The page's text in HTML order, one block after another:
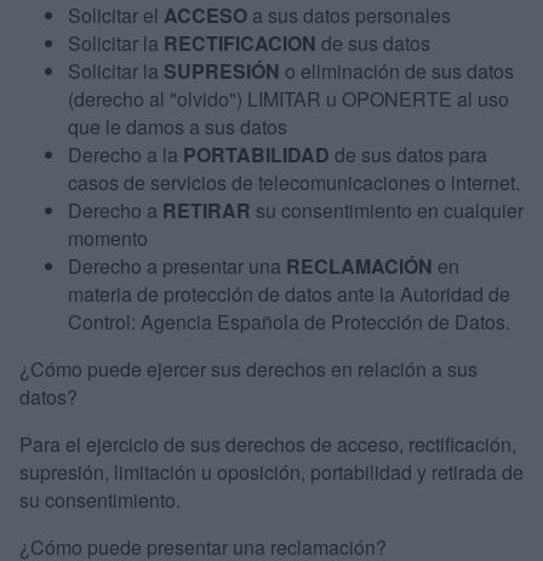
Solicitar el ACCESO a sus datos personales
Solicitar la RECTIFICACION de sus datos
Solicitar la SUPRESIÓN o eliminación de sus datos
(derecho al "olvido") LIMITAR u OPONERTE al uso
que le damos a sus datos
Derecho a la PORTABILIDAD de sus datos para
casos de servicios de telecomunicaciones o internet.
Derecho a RETIRAR su consentimiento en cualquier
momento
Derecho a presentar una RECLAMACIÓN en
materia de protección de datos ante la Autoridad de
Control: Agencia Española de Protección de Datos.
¿Cómo puede ejercer sus derechos en relación a sus
datos?
Para el ejercicio de sus derechos de acceso, rectificación,
supresión, limitación u oposición, portabilidad y retirada de
su consentimiento.
¿Cómo puede presentar una reclamación?